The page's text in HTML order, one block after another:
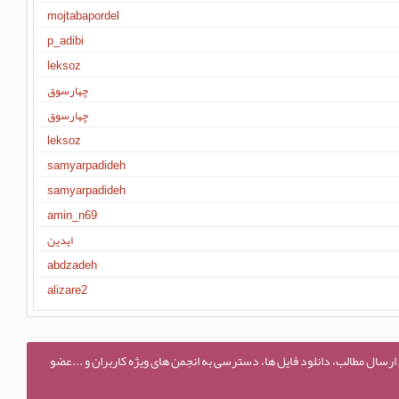
mojtabapordel
p_adibi
leksoz
چهارسوق
چهارسوق
leksoz
samyarpadideh
samyarpadideh
amin_n69
ایدین
abdzadeh
alizare2
مطالب، دانلود فایل ها، دسترسی به انجمن های ویژه کاربران و ...عضو